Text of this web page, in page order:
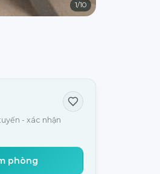
1/10
- xác nhận
phòng